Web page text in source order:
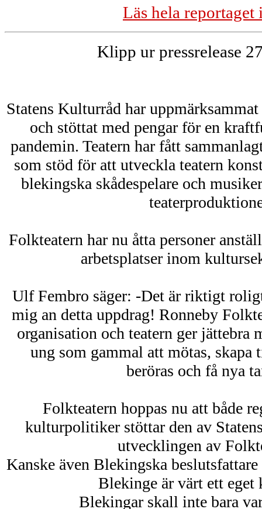
Läs hela reportaget
Klipp ur pressrelease
Statens Kulturråd har
och stöttat med pengar för en
pandemin. Teatern har fått
som stöd för att utveckla teatern
blekingska skådespelare och
Folkteatern har nu åtta personer
arbetsplatser inom
Ulf Fembro säger: -Det är riktigt
mig an detta uppdrag! Ronneby
organisation och teatern ger jättebra
ung som gammal att mötas, skapa
beröras och få nya
Folkteatern hoppas nu att både
kulturpolitiker stöttar den av
utvecklingen av
Kanske även Blekingska
Blekinge är värt ett
Blekingar skall inte bara